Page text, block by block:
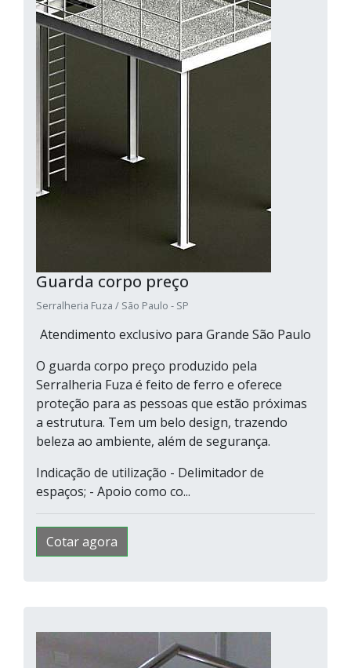
Guarda corpo preço
Serralheria Fuza / São Paulo - SP
Atendimento exclusivo para Grande São Paulo
O guarda corpo preço produzido pela
Serralheria Fuza é feito de ferro e oferece
proteção para as pessoas que estão próximas
a estrutura. Tem um belo design, trazendo
beleza ao ambiente, além de segurança.
Indicação de utilização - Delimitador de
espaços; - Apoio como co...
Cotar agora